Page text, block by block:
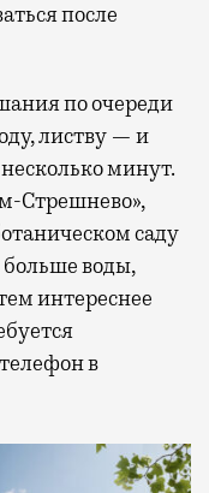
после
по очереди
листву — и
минут.
Стрешнево»,
саду
воды,
интереснее
в